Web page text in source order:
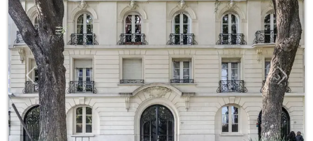
Previous Next